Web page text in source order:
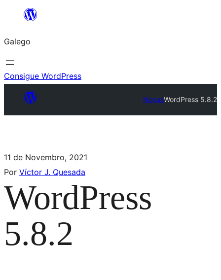
Galego
Consigue WordPress
NovasWordPress 5.8.2
11 de Novembro, 2021
Por Víctor J. Quesada
WordPress
5.8.2